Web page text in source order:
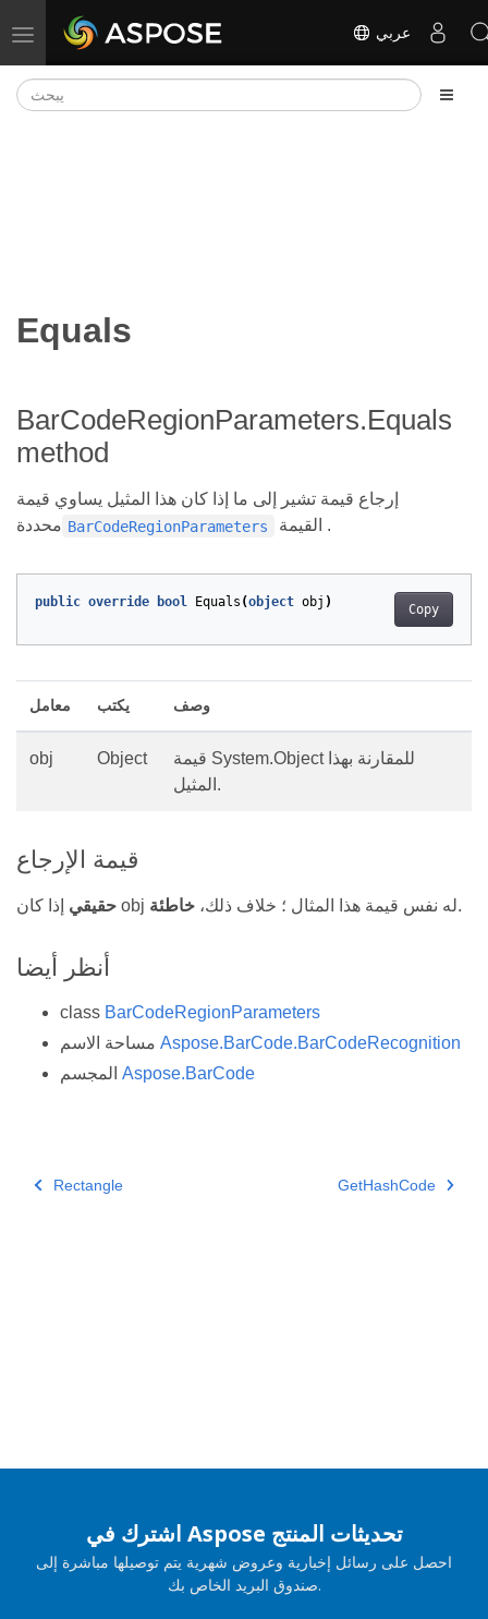
تبديل التنقل عربي
Equals
BarCodeRegionParameters.Equals
method
إرجاع قيمة تشير إلى ما إذا كان هذا المثيل يساوي قيمة
محددة BarCodeRegionParameters القيمة .
Copy
public override bool Equals (object obj )
معامل يكتب وصف
obj Object
قيمة System.Object للمقارنة بهذا
المثيل.
قيمة الإرجاع
حقيقي إذا كان obj له نفس قيمة هذا المثال ؛ خلاف ذلك، خاطئة .
أنظر أيضا
class BarCodeRegionParameters
Aspose.BarCode.BarCodeRecognition
Aspose.BarCode
Rectangle GetHashCode
اشترك في Aspose تحديثات المنتج
احصل على رسائل إخبارية وعروض شهرية يتم توصيلها مباشرة إلى
صندوق البريد الخاص بك.